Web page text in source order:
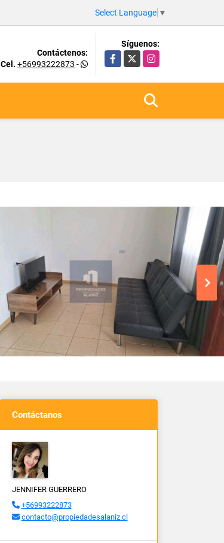
Select Language ▼
Contáctenos:
Cel. +56993222873 -
Síguenos:
Facebook
X Instagram
Contáctanos
JENNIFER GUERRERO
+56993222873
contacto@propiedadesalaniz.cl